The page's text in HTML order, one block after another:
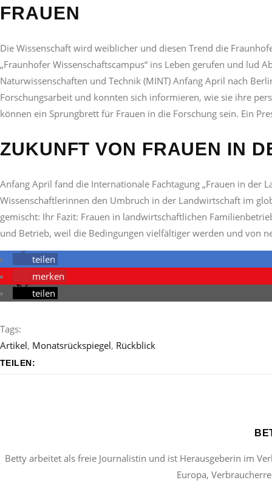
FRAUEN
Die Wissenschaft wird weiblicher und diesen Trend die
„Fraunhofer Wissenschaftscampus“ ins Leben gerufen und
Naturwissenschaften und Technik (MINT) Anfang April nach
Forschungsarbeit und konnten sich informieren, wie sie ihre
können ein Sprungbrett für Frauen in die Forschung sein. Ein
ZUKUNFT VON FRAUEN IN
Anfang April fand die Internationale Fachtagung „Frauen in der
Wissenschaftlerinnen den Umbruch in der Landwirtschaft im
gemischt: Ihr Fazit: Frauen in landwirtschaftlichen
und Betrieb, weil die Bedingungen vielfältiger werden und von
teilen
merken
teilen
Tags:
Artikel, Monatsrückspiegel, Rückblick
TEILEN:
Betty arbeitet als freie Journalistin und ist Herausgeberin im
Europa,